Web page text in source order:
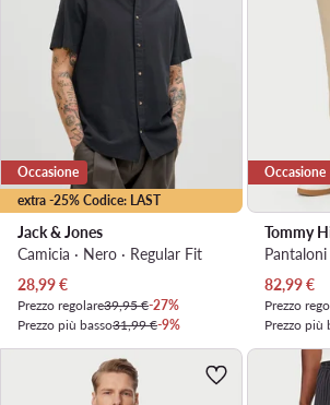
extra -25% Codice: LAST
Occasione
Jack & Jones
Camicia · Nero · Regular Fit
Prezzo attuale
28,99€
Prezzo regolare39,95 €-27%
Prezzo più basso31,99 €-9%
Occasione
Tommy
Prezzo
82,99€
Prezzo
Prezzo più